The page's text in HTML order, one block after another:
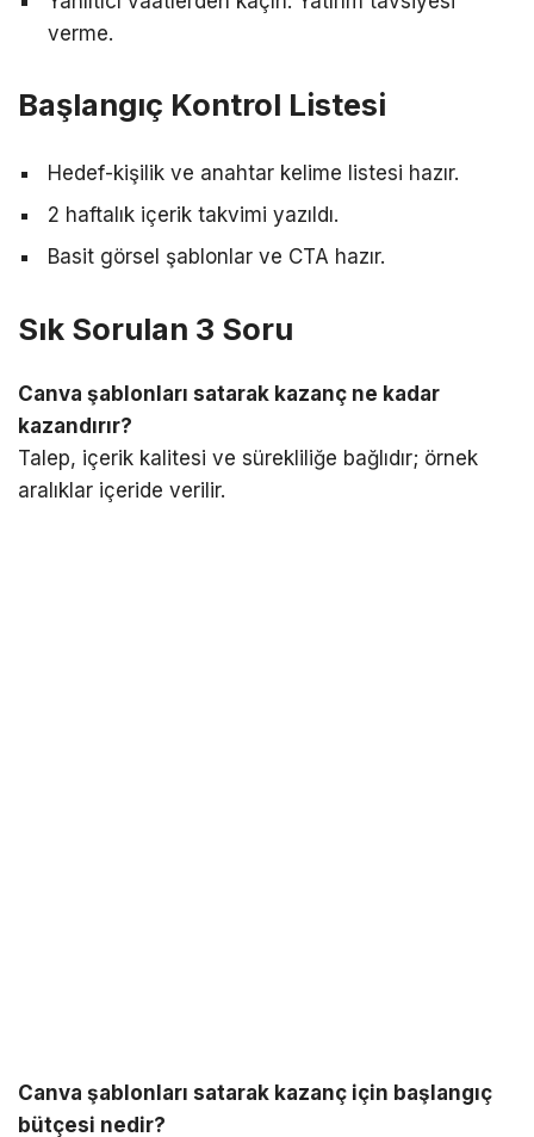
verme.
Başlangıç Kontrol Listesi
Hedef-kişilik ve anahtar kelime listesi hazır.
2 haftalık içerik takvimi yazıldı.
Basit görsel şablonlar ve CTA hazır.
Sık Sorulan 3 Soru
Canva şablonları satarak kazanç ne kadar
kazandırır?
Talep, içerik kalitesi ve sürekliliğe bağlıdır; örnek
aralıklar içeride verilir.
Canva şablonları satarak kazanç için başlangıç
bütçesi nedir?